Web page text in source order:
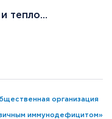
тепло…
организация
иммунодефицитом»